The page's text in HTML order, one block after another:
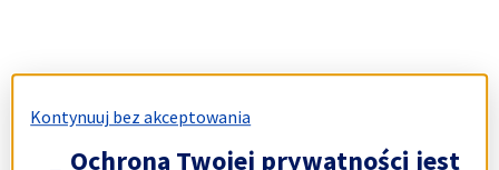
Kontynuuj bez akceptowania
Ochrona Twojej prywatności jest